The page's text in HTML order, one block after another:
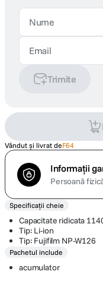
Trimite
Vândut și livrat deF64
Informații
Persoană
Specificații cheie
Capacitate ridicata
Tip: Li-ion
Tip: Fujifilm NP-W126
Pachetul include
acumulator